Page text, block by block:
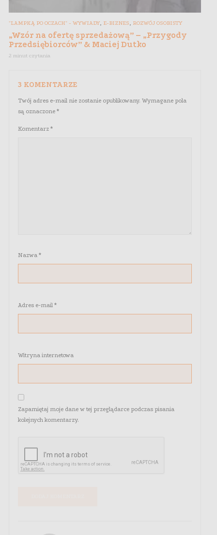
"LAMPKĄ PO OCZACH" - WYWIADY, E-BIZNES ROZWÓJ OSOBISTY
„Wzór na ofertę sprzedażową” – „Przygody
Przedsiębiorców” & Maciej Dutko
2 minut czytania
3 KOMENTARZE
Twój adres e-mail nie zostanie opublikowany. Wymagane pola
są oznaczone *
Komentarz *
Nazwa *
Adres e-mail *
Witryna internetowa
Zapamiętaj moje dane w tej przeglądarce podczas pisania
kolejnych komentarzy.